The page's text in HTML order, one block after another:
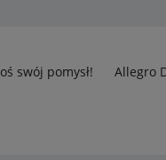
swój pomysł! Allegro